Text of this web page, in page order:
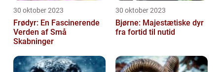
30 oktober 2023
Frødyr: En Fascinerende
Verden af Små
Skabninger
30 oktober 2023
Bjørne: Majestætiske dyr
fra fortid til nutid